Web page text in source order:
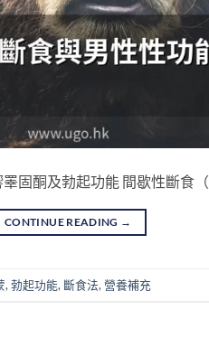
固酮及勃起功能 間歇性斷食
CONTINUE READING →
, 勃起功能, 斷食法, 營養補充